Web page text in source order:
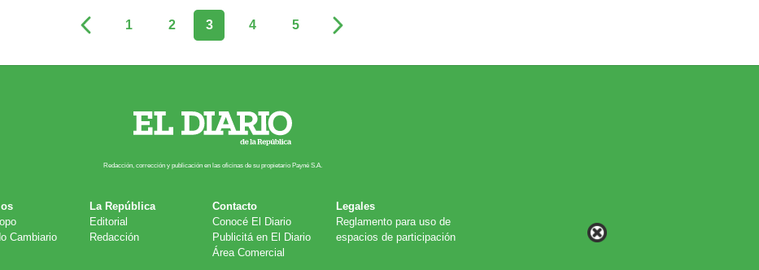
1 2 3 4 5
Redacción, corrección y publicación en las oficinas de su propietario Payn​é S.A.
Cambiario
La República
Editorial
Redacción
Contacto
Conocé El Diario
Publicitá en El Diario
Área Comercial
Legales
Reglamento para uso de
espacios de participación